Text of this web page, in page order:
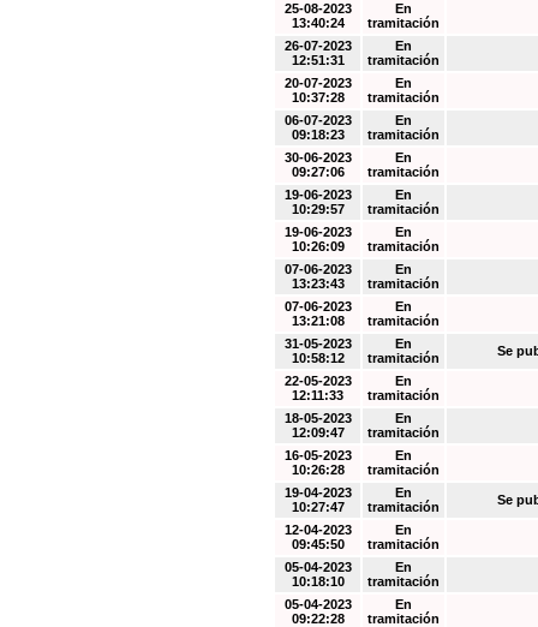
25-08-2023
13:40:24
En
tramitación
26-07-2023
12:51:31
En
tramitación
20-07-2023
10:37:28
En
tramitación
06-07-2023
09:18:23
En
tramitación
30-06-2023
09:27:06
En
tramitación
19-06-2023
10:29:57
En
tramitación
19-06-2023
10:26:09
En
tramitación
07-06-2023
13:23:43
En
tramitación
07-06-2023
13:21:08
En
tramitación
31-05-2023
10:58:12
En
tramitación
Se
22-05-2023
12:11:33
En
tramitación
18-05-2023
12:09:47
En
tramitación
16-05-2023
10:26:28
En
tramitación
19-04-2023
10:27:47
En
tramitación
Se
12-04-2023
09:45:50
En
tramitación
05-04-2023
10:18:10
En
tramitación
05-04-2023
09:22:28
En
tramitación